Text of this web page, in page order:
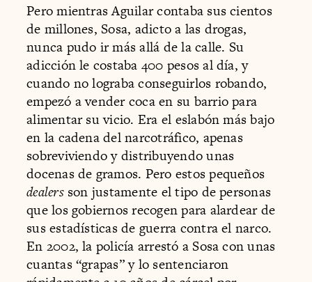
Pero mientras Aguilar contaba sus cientos
de millones, Sosa, adicto a las drogas,
nunca pudo ir más allá de la calle. Su
adicción le costaba 400 pesos al día, y
cuando no lograba conseguirlos robando,
empezó a vender coca en su barrio para
alimentar su vicio. Era el eslabón más bajo
en la cadena del narcotráfico, apenas
sobreviviendo y distribuyendo unas
docenas de gramos. Pero estos pequeños
dealersson justamente el tipo de personas
que los gobiernos recogen para alardear de
sus estadísticas de guerra contra el narco.
En 2002, la policía arrestó a Sosa con unas
cuantas “grapas” y lo sentenciaron